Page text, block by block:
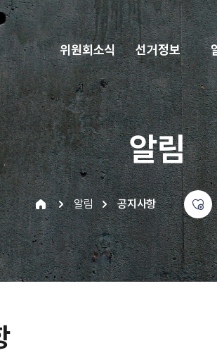
위원회소식 선거정보
알림
알림 공지사항